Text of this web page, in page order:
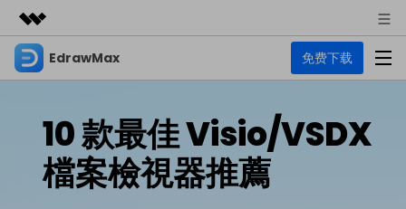
精選產品
實用工具
解決方案
關於我們
新聞中心
EdrawMax 免费下载
EdrawMax
多合一圖表軟體
商業用途
10 款最佳 Visio/VSDX
檔案檢視器推薦